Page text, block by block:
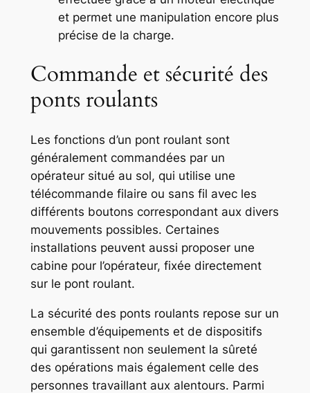
et permet une manipulation encore plus
précise de la charge.
Commande et sécurité des
ponts roulants
Les fonctions d’un pont roulant sont
généralement commandées par un
opérateur situé au sol, qui utilise une
télécommande filaire ou sans fil avec les
différents boutons correspondant aux divers
mouvements possibles. Certaines
installations peuvent aussi proposer une
cabine pour l’opérateur, fixée directement
sur le pont roulant.
La sécurité des ponts roulants repose sur un
ensemble d’équipements et de dispositifs
qui garantissent non seulement la sûreté
des opérations mais également celle des
personnes travaillant aux alentours. Parmi